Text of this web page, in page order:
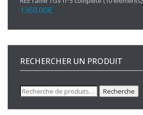
1360.00€
RECHERCHER UN PRODUIT
Recherche
pour :
Recherche